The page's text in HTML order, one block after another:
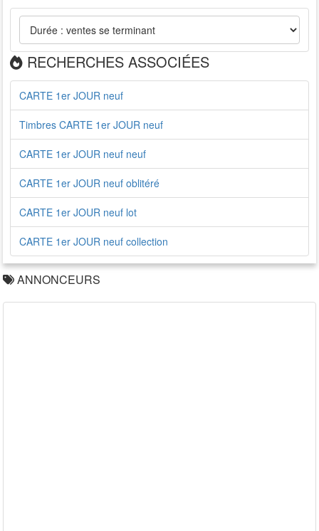
RECHERCHES ASSOCIÉES
CARTE 1er JOUR neuf
Timbres CARTE 1er JOUR neuf
CARTE 1er JOUR neuf neuf
CARTE 1er JOUR neuf oblitéré
CARTE 1er JOUR neuf lot
CARTE 1er JOUR neuf collection
ANNONCEURS